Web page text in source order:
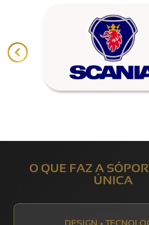
O QUE FAZ A
ÚNICA